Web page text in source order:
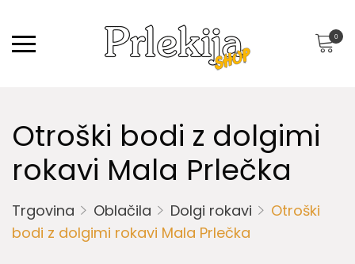
0
Otroški bodi z dolgimi
rokavi Mala Prlečka
Trgovina Oblačila Dolgi rokavi
Otroški
bodi z dolgimi rokavi Mala Prlečka